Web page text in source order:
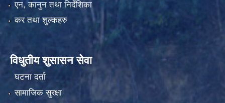
एन, कानुन तथा निर्देशिका
कर तथा शुल्कहरु
विधुतीय शुसासन सेवा
घटना दर्ता
सामाजिक सुरक्षा